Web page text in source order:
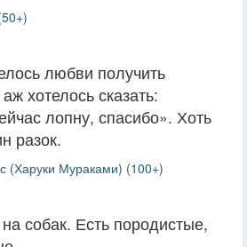
любви получить
хотелось сказать:
лопну, спасибо». Хоть
разок.
(Харуки Мураками) (100+)
собак. Есть породистые,